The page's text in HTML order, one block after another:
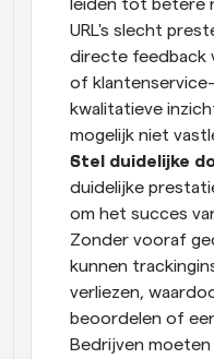
leiden tot betere
URL's slecht
directe feedback
of
kwalitatieve
mogelijk niet
Stel duidelijke
duidelijke
om het succes
Zonder vooraf
kunnen
verliezen,
beoordelen of
Bedrijven